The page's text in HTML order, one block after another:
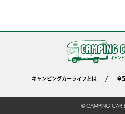
キャンピングカーライフとは 全
© CAMPING CAR